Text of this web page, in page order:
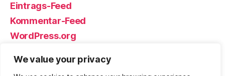
We value your privacy
Eintrags-Feed
Kommentar-Feed
WordPress.org